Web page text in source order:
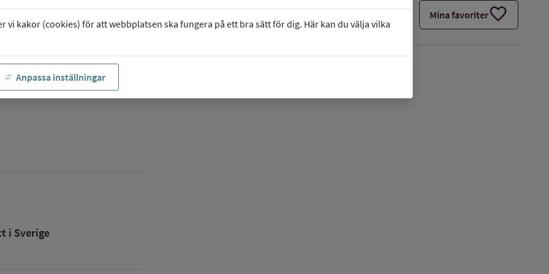
vi kakor (cookies) för att webbplatsen ska fungera på ett bra sätt för dig. Här kan du välja vilka
Anpassa inställningar
Mina favoriterfavorite
i Sverige